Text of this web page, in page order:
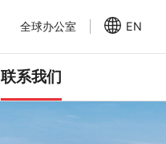
全球办公室 EN
联系我们